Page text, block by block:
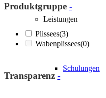
Leistungen
Schulungen
Produktgruppe -
Plissees(3)
Wabenplissees(0)
Transparenz -